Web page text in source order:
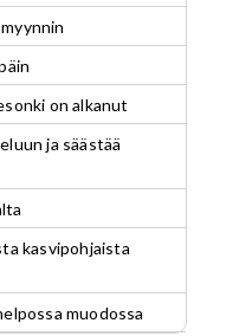
on alkanut
ja säästää
kasvipohjaista
muodossa